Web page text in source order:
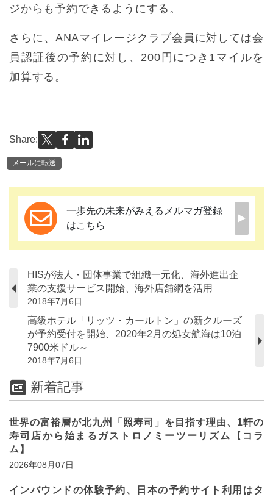
ジからも予約できるようにする。
さらに、ANAマイレージクラブ会員に対しては会
員認証後の予約に対し、200円につき1マイルを
加算する。
Share:
メールに転送
一歩先の未来がみえるメルマガ登録
はこちら
HISが法人・団体事業で組織一元化、海外進出企
業の支援サービス開始、海外店舗網を活用
2018年7月6日
高級ホテル「リッツ・カールトン」の新クルーズ
が予約受付を開始、2020年2月の処女航海は10泊
7900米ドル～
2018年7月6日
新着記事
世界の富裕層が北九州「照寿司」を目指す理由、1軒の
寿司店から始まるガストロノミーツーリズム【コラ
ム】
2026年08月07日
インバウンドの体験予約、日本の予約サイト利用はタ